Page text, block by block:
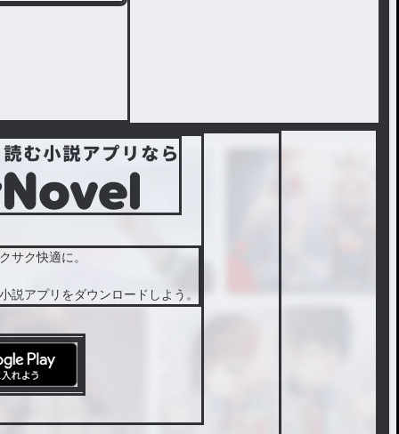
サク快適に。
説アプリをダウンロードしよう。